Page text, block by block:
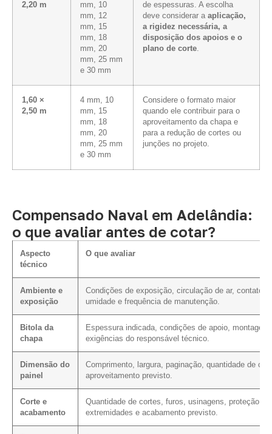
2,20 m
mm, 10
mm, 12
mm, 15
mm, 18
mm, 20
mm, 25 mm
e 30 mm
de espessuras. A escolha
deve considerar a aplicação,
a rigidez necessária, a
disposição dos apoios e o
plano de corte.
1,60 ×
2,50 m
4 mm, 10
mm, 15
mm, 18
mm, 20
mm, 25 mm
e 30 mm
Considere o formato maior
quando ele contribuir para o
aproveitamento da chapa e
para a redução de cortes ou
junções no projeto.
Compensado Naval em Adelândia:
o que avaliar antes de cotar?
Aspecto
técnico
O que avaliar
Ambiente e
exposição
Condições de exposição, circulação de ar, contato
umidade e frequência de manutenção.
Bitola da
chapa
Espessura indicada, condições de apoio, montagem
exigências do responsável técnico.
Dimensão do
painel
Comprimento, largura, paginação, quantidade de
aproveitamento previsto.
Corte e
acabamento
Quantidade de cortes, furos, usinagens, proteção
extremidades e acabamento previsto.